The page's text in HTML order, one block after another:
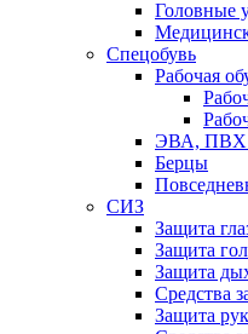
Головные
Спецобувь
Рабочая
ЭВА, ПВХ
Берцы
СИЗ
Защита
Защита
Защита
Средства
Защита рук